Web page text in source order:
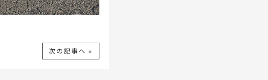
次の記事へ »